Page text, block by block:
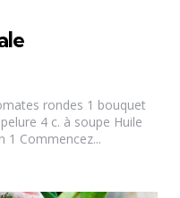
rondes 1 bouquet
4 c. à soupe Huile
1 Commencez...